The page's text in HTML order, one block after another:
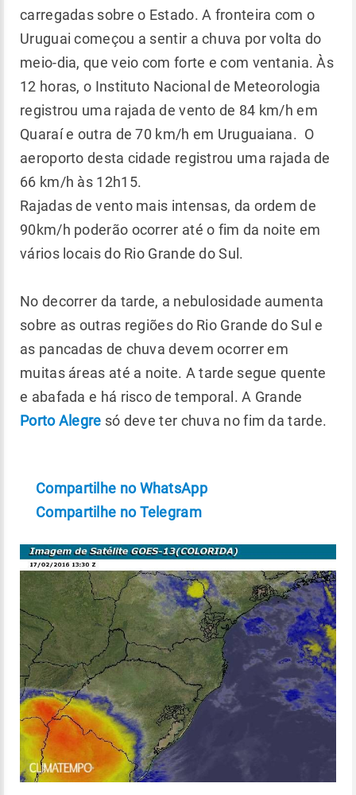
carregadas sobre o Estado. A fronteira com o
Uruguai começou a sentir a chuva por volta do
meio-dia, que veio com forte e com ventania. Às
12 horas, o Instituto Nacional de Meteorologia
registrou uma rajada de vento de 84 km/h em
Quaraí e outra de 70 km/h em Uruguaiana. O
aeroporto desta cidade registrou uma rajada de
66 km/h às 12h15.
Rajadas de vento mais intensas, da ordem de
90km/h poderão ocorrer até o fim da noite em
vários locais do Rio Grande do Sul.
No decorrer da tarde, a nebulosidade aumenta
sobre as outras regiões do Rio Grande do Sul e
as pancadas de chuva devem ocorrer em
muitas áreas até a noite. A tarde segue quente
e abafada e há risco de temporal. A Grande
Porto Alegre só deve ter chuva no fim da tarde.
Compartilhe no WhatsApp
Compartilhe no Telegram